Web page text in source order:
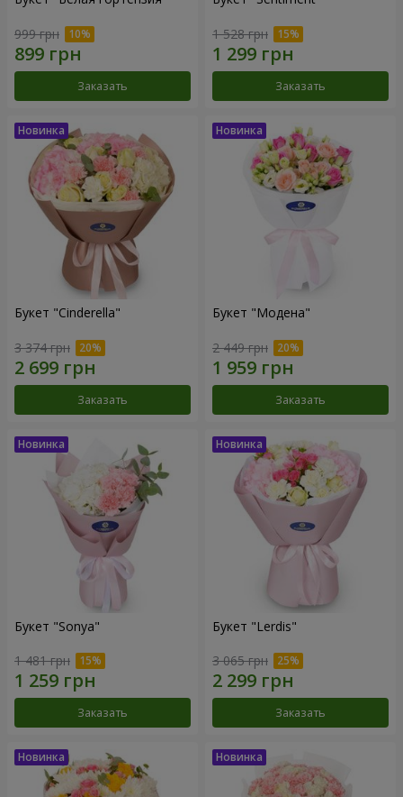
999 грн
Заказать
1 528 грн
Заказать
Букет "Cinderella"
3 374 грн
Заказать
Букет "Модена"
2 449 грн
Заказать
Букет "Sonya"
1 481 грн
Заказать
Букет "Lerdis"
3 065 грн
Заказать